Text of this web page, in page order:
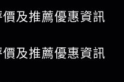
價及推薦優惠資訊
價及推薦優惠資訊